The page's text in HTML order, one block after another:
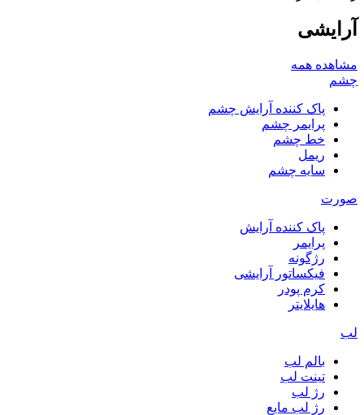
آرایشی
مشاهده همه
چشم
پاک کننده آرایش چشم
پرایمر چشم
خط چشم
ریمل
سایه چشم
صورت
پاک کننده آرایش
پرایمر
رژگونه
فیکساتور آرایشی
کرم پودر
هایلایتر
لب
بالم لب
تینت لب
رژ لب
رژ لب مایع